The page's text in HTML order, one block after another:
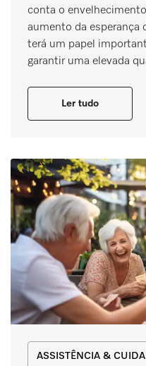
conta o
aumento da esperança
terá um papel
garantir uma elevada
Ler tudo
ASSISTÊNCIA &